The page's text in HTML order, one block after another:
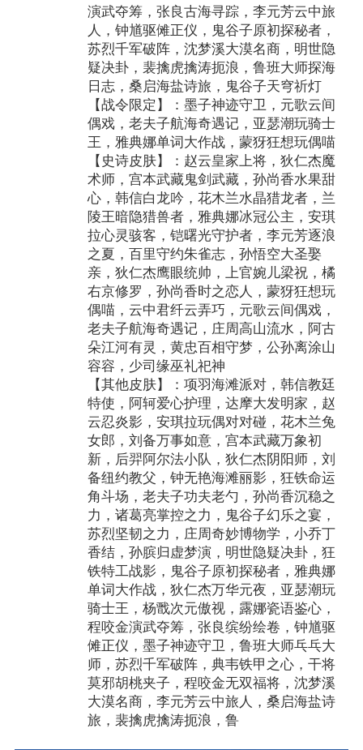
演武夺筹，张良古海寻踪，李元芳云中旅
人，钟馗驱傩正仪，鬼谷子原初探秘者，
苏烈千军破阵，沈梦溪大漠名商，明世隐
疑决卦，裴擒虎擒涛扼浪，鲁班大师探海
日志，桑启海盐诗旅，鬼谷子天穹祈灯
【战令限定】：墨子神迹守卫，元歌云间
偶戏，老夫子航海奇遇记，亚瑟潮玩骑士
王，雅典娜单词大作战，蒙犽狂想玩偶喵
【史诗皮肤】：赵云皇家上将，狄仁杰魔
术师，宫本武藏鬼剑武藏，孙尚香水果甜
心，韩信白龙吟，花木兰水晶猎龙者，兰
陵王暗隐猎兽者，雅典娜冰冠公主，安琪
拉心灵骇客，铠曙光守护者，李元芳逐浪
之夏，百里守约朱雀志，孙悟空大圣娶
亲，狄仁杰鹰眼统帅，上官婉儿梁祝，橘
右京修罗，孙尚香时之恋人，蒙犽狂想玩
偶喵，云中君纤云弄巧，元歌云间偶戏，
老夫子航海奇遇记，庄周高山流水，阿古
朵江河有灵，黄忠百相守梦，公孙离涂山
容容，少司缘巫礼祀神
【其他皮肤】：项羽海滩派对，韩信教廷
特使，阿轲爱心护理，达摩大发明家，赵
云忍炎影，安琪拉玩偶对对碰，花木兰兔
女郎，刘备万事如意，宫本武藏万象初
新，后羿阿尔法小队，狄仁杰阴阳师，刘
备纽约教父，钟无艳海滩丽影，狂铁命运
角斗场，老夫子功夫老勺，孙尚香沉稳之
力，诸葛亮掌控之力，鬼谷子幻乐之宴，
苏烈坚韧之力，庄周奇妙博物学，小乔丁
香结，孙膑归虚梦演，明世隐疑决卦，狂
铁特工战影，鬼谷子原初探秘者，雅典娜
单词大作战，狄仁杰万华元夜，亚瑟潮玩
骑士王，杨戬次元傲视，露娜瓷语鉴心，
程咬金演武夺筹，张良缤纷绘卷，钟馗驱
傩正仪，墨子神迹守卫，鲁班大师乓乓大
师，苏烈千军破阵，典韦铁甲之心，干将
莫邪胡桃夹子，程咬金无双福将，沈梦溪
大漠名商，李元芳云中旅人，桑启海盐诗
旅，裴擒虎擒涛扼浪，鲁